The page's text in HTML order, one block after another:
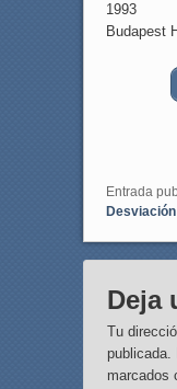
1993
Budapest
Entrada
Desviación
Deja
Tu
publicada.
marcados